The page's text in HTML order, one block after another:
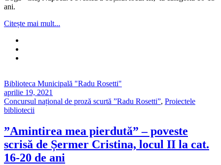
ani.
Citește mai mult...
Biblioteca Municipală "Radu Rosetti"
aprilie 19, 2021
Concursul național de proză scurtă ”Radu Rosetti”, Proiectele
bibliotecii
”Amintirea mea pierdută” – poveste
scrisă de Șermer Cristina, locul II la cat.
16-20 de ani